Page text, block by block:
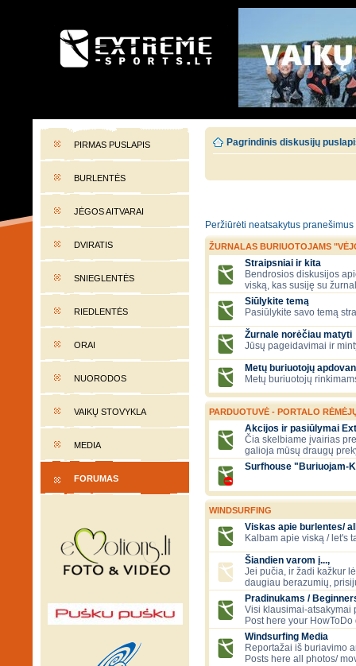
EXTREME-SPORTS.LT
PIRMAS PUSLAPIS
BURLENTĖS
JĖGOS AITVARAI
DVIRATIS
SNIEGLENTĖS
RIEDLENTĖS
ORAI
NUORODOS
VAIKŲ STOVYKLA
MEDIA
FORUMAS
Pagrindinis diskusijų
Peržiūrėti neatsakytus pranešimus
ŽURNALAS BURIUOTOJAMS
Straipsniai ir kita
Bendrosios diskusijos
viską, kas susiję su
Siūlykite temą
Pasiūlykite savo temą
Žurnale norėčiau matyti
Jūsų pageidavimai ir
Metų buriuotojų
Metų buriuotojų
PARDUOTUVĖ - PORTALO
Akcijos ir pasiūlymai
Čia skelbiame įvairias
galioja mūsų draugų
Surfhouse "Buriuojam-
WINDSURFING
Viskas apie burlentes/
Kalbam apie viską / let's
Šiandien varom į...,
Jei pučia, ir žadi kažkur
daugiau berazumių,
Pradinukams /
Visi klausimai-atsakymai
Post here your
Windsurfing Media
Reportažai iš buriavimo
Posts here all photos/